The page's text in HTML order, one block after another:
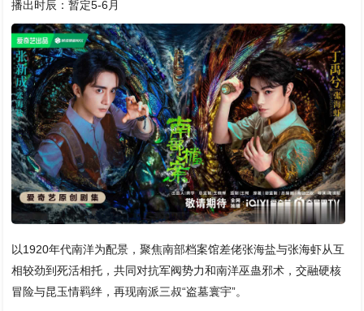
播出时辰：暂定5-6月
以1920年代南洋为配景，聚焦南部档案馆差佬张海盐与张海虾从互
相较劲到死活相托，共同对抗军阀势力和南洋巫蛊邪术，交融硬核
冒险与昆玉情羁绊，再现南派三叔“盗墓寰宇”。